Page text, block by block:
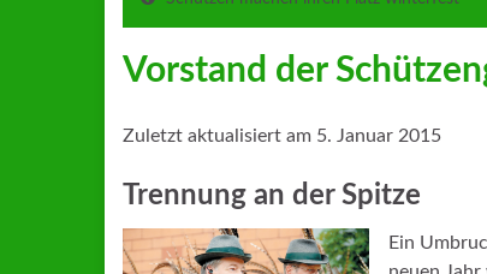
Vorstand der
Zuletzt aktualisiert am 5. Januar 2015
Trennung an der Spitze
Ein